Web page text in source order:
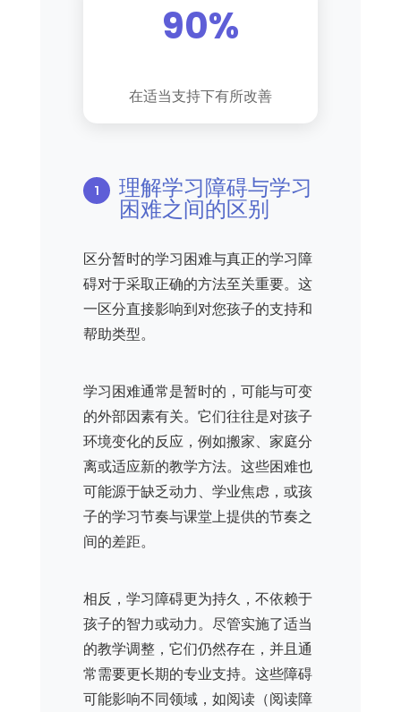
90%
在适当支持下有所改善
理解学习障碍与学习
困难之间的区别
区分暂时的学习困难与真正的学习障
碍对于采取正确的方法至关重要。这
一区分直接影响到对您孩子的支持和
帮助类型。
学习困难通常是暂时的，可能与可变
的外部因素有关。它们往往是对孩子
环境变化的反应，例如搬家、家庭分
离或适应新的教学方法。这些困难也
可能源于缺乏动力、学业焦虑，或孩
子的学习节奏与课堂上提供的节奏之
间的差距。
相反，学习障碍更为持久，不依赖于
孩子的智力或动力。尽管实施了适当
的教学调整，它们仍然存在，并且通
常需要更长期的专业支持。这些障碍
可能影响不同领域，如阅读（阅读障